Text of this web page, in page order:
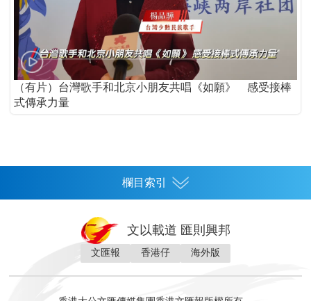
（有片）台灣歌手和北京小朋友共唱《如願》 感受接棒
式傳承力量
欄目索引
灣區人
財經 地產 投資 財評 數字經濟
文以載道 匯則興邦
文匯報 香港仔 海外版